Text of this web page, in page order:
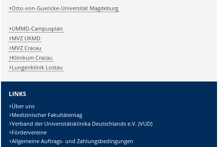
Otto-von-Guericke-Universität Magdeburg
UMMD-Campusplan
MVZ UKMD
MVZ Cracau
Klinikum Cracau
Lungenklinik Lostau
LINKS
Über uns
Medizinischer Fakultätentag
Verband der Universitätsklinika Deutschlands e.V. (VUD)
Fördervereine
Allgemeine Auftrags- und Zahlungsbedingungen